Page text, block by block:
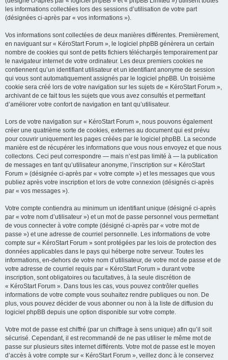
les informations collectées lors des sessions d’utilisation de votre part
(désignées ci-après par « vos informations »).
Vos informations sont collectées de deux manières différentes. Premièrement,
en naviguant sur « KéroStart Forum », le logiciel phpBB génèrera un certain
nombre de cookies qui sont de petits fichiers téléchargés temporairement par
le navigateur internet de votre ordinateur. Les deux premiers cookies ne
contiennent qu’un identifiant utilisateur et un identifiant anonyme de session
qui vous sont automatiquement assignés par le logiciel phpBB. Un troisième
cookie sera créé lors de votre navigation sur les sujets de « KéroStart Forum »,
archivant de ce fait tous les sujets que vous avez consultés et permettant
d’améliorer votre confort de navigation en tant qu’utilisateur.
Lors de votre navigation sur « KéroStart Forum », nous pouvons également
créer une quatrième sorte de cookies, externes au document qui est prévu
pour couvrir uniquement les pages créées par le logiciel phpBB. La seconde
manière est de récupérer les informations que vous nous envoyez et que nous
collectons. Ceci peut correspondre — mais n’est pas limité à — la publication
de messages en tant qu’utilisateur anonyme, l’inscription sur « KéroStart
Forum » (désignée ci-après par « votre compte ») et les messages que vous
publiez après votre inscription et lors de votre connexion (désignés ci-après
par « vos messages »).
Votre compte contiendra au minimum un identifiant unique (désigné ci-après
par « votre nom d’utilisateur ») et un mot de passe personnel vous permettant
de vous connecter à votre compte (désigné ci-après par « votre mot de
passe ») et une adresse de courriel personnelle. Les informations de votre
compte sur « KéroStart Forum » sont protégées par les lois de protection des
données applicables dans le pays qui héberge notre serveur. Toutes les
informations, en-dehors de votre nom d’utilisateur, de votre mot de passe et de
votre adresse de courriel requis par « KéroStart Forum » durant votre
inscription, sont obligatoires ou facultatives, à la seule discrétion de
« KéroStart Forum ». Dans tous les cas, vous pouvez contrôler quelles
informations de votre compte vous souhaitez rendre publiques ou non. De
plus, vous pouvez décider de vous abonner ou non à la liste de diffusion du
logiciel phpBB depuis une option disponible sur votre compte.
Votre mot de passe est chiffré (par un chiffrage à sens unique) afin qu’il soit
sécurisé. Cependant, il est recommandé de ne pas utiliser le même mot de
passe sur plusieurs sites internet différents. Votre mot de passe est le moyen
d’accès à votre compte sur « KéroStart Forum », veillez donc à le conservez